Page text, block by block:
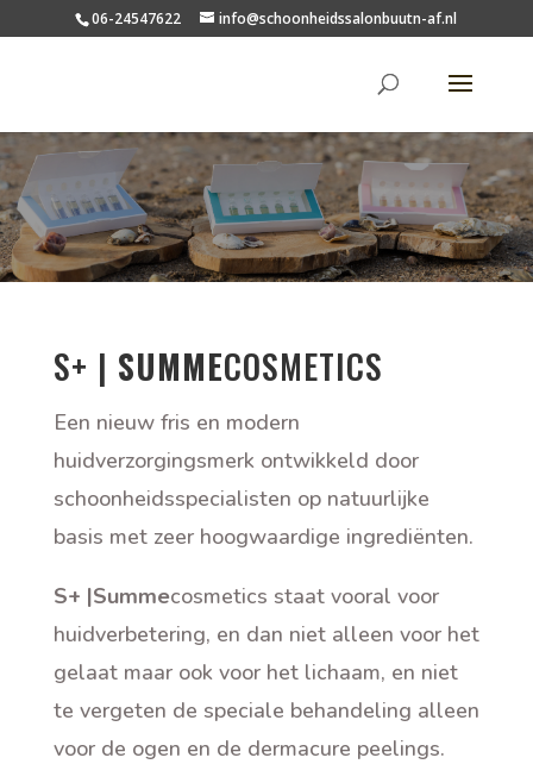
06-24547622 info@schoonheidssalonbuutn-af.nl
S+ | SUMMECOSMETICS
Een nieuw fris en modern
huidverzorgingsmerk ontwikkeld door
schoonheidsspecialisten op natuurlijke
basis met zeer hoogwaardige ingrediënten.
S+ |Summecosmetics staat vooral voor
huidverbetering, en dan niet alleen voor het
gelaat maar ook voor het lichaam, en niet
te vergeten de speciale behandeling alleen
voor de ogen en de dermacure peelings.